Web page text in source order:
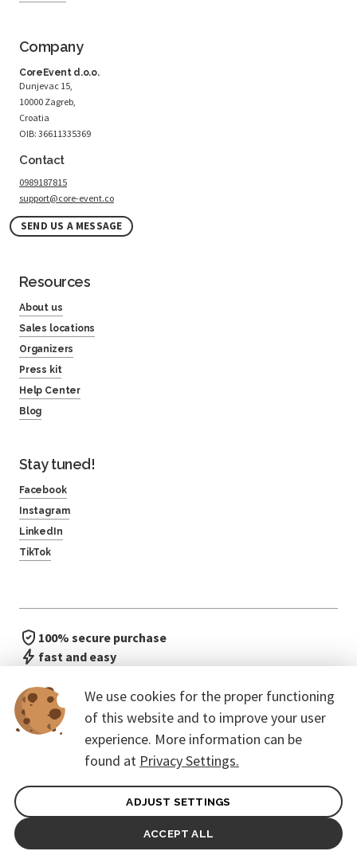
We use cookies for the proper functioning
of this website and to improve your user
experience. More information can be
found at Privacy Settings.
ADJUST SETTINGS
ACCEPT ALL
Company
CoreEvent d.o.o.
Dunjevac 15,
10000 Zagreb,
Croatia
OIB: 36611335369
Contact
0989187815
support@core-event.co
SEND US A MESSAGE
Resources
About us
Sales locations
Organizers
Press kit
Help Center
Blog
Stay tuned!
Facebook
Instagram
LinkedIn
TikTok
100% secure purchase
fast and easy
General terms of contract for Customers
Protection of personal data
© 2026. CoreEvent